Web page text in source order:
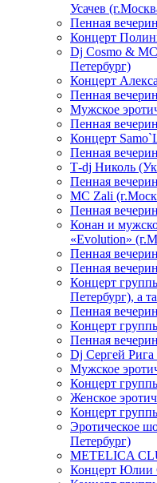
Усачев
Пенная
Концерт
Dj Cosmo & МС
Петербург)
Концерт
Пенная
Мужское
Пенная
Концерт
Пенная
Т-dj Николь
Пенная
МС Zali
Пенная
Конан и
«Evolution»
Пенная
Пенная
Концерт
Петербург), а
Пенная
Концерт
Пенная
Dj Сергей Рига
Мужское
Концерт
Женское
Концерт
Эротическое
Петербург)
METELICA
Концерт Юлии